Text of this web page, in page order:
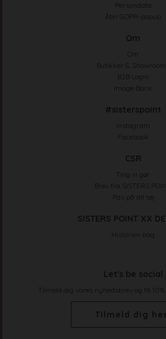
Persondata
Åbn GDPR-popup
Om
Om
Butikker & Showrooms
B2B Login
Image Bank
#sisterspoint
Instagram
Facebook
CSR
Ting vi gør
Brev fra SISTERS
Pas på dit tøj
SISTERS POINT XX
Historien bag
Let's be social
Tilmeld dig vores nyhedsbrev og få
Tilmeld dig